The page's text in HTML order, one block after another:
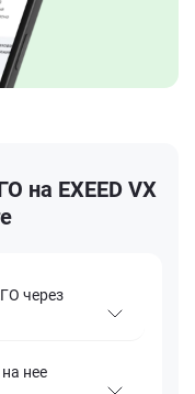
на EXEED VX
через
нее